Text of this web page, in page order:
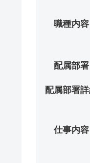
職種内容
配属部署
配属部署
仕事内容